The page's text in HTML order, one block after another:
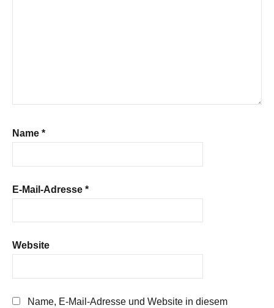
Name *
E-Mail-Adresse *
Website
Name, E-Mail-Adresse und Website in diesem